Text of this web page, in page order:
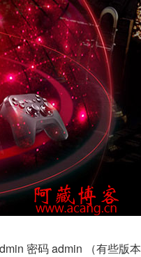
密码 admin （有些版本